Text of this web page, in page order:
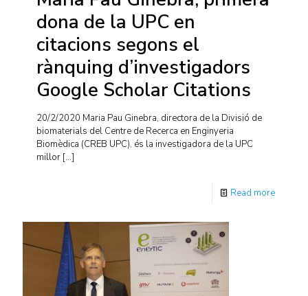
dona de la UPC en
citacions segons el
rànquing d’investigadors
Google Scholar Citations
20/2/2020 Maria Pau Ginebra, directora de la Divisió de
biomaterials del Centre de Recerca en Enginyeria
Biomèdica (CREB UPC), és la investigadora de la UPC
millor […]
Read more